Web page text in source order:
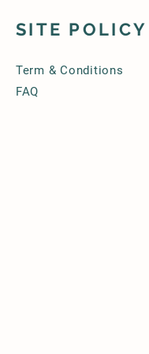
SITE
Term & Conditions
FAQ